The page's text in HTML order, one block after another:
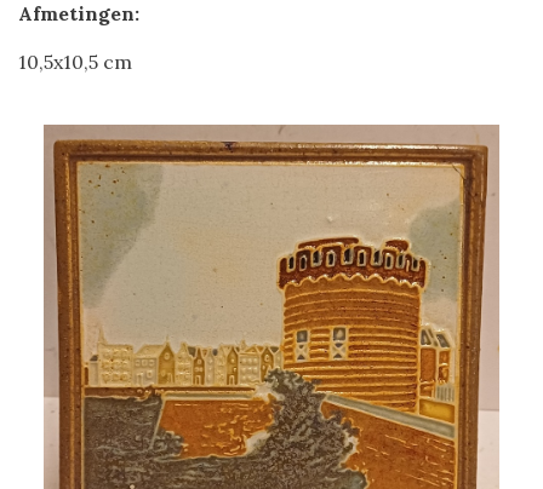
Afmetingen:
10,5x10,5 cm